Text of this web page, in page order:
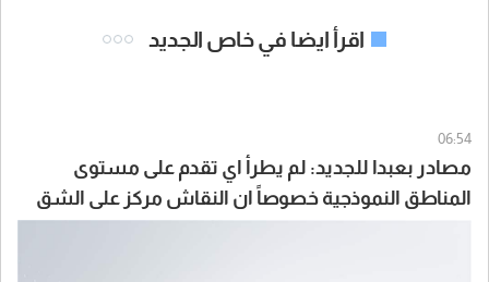
اقرأ ايضا في خاص الجديد
06:54
مصادر بعبدا للجديد: لم يطرأ اي تقدم على مستوى
المناطق النموذجية خصوصاً ان النقاش مركز على الشق